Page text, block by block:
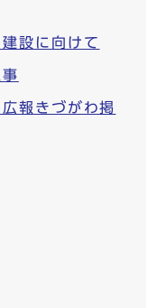
設に向けて
報きづがわ掲